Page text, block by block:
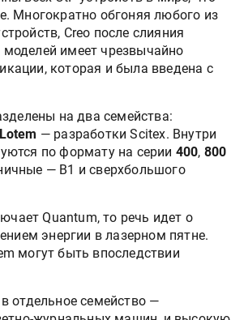
Многократно обгоняя любого из
Creo после слияния
имеет чрезвычайно
которая и была введена с
на два семейства:
Lotem — разработки Scitex. Внутри
по формату на серии 400, 800
— B1 и сверхбольшого
Quantum, то речь идет о
энергии в лазерном пятне.
могут быть впоследствии
отдельное семейство —